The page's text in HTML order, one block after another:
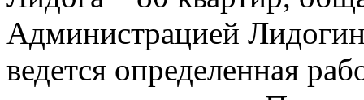
Администрацией
ведется определенная